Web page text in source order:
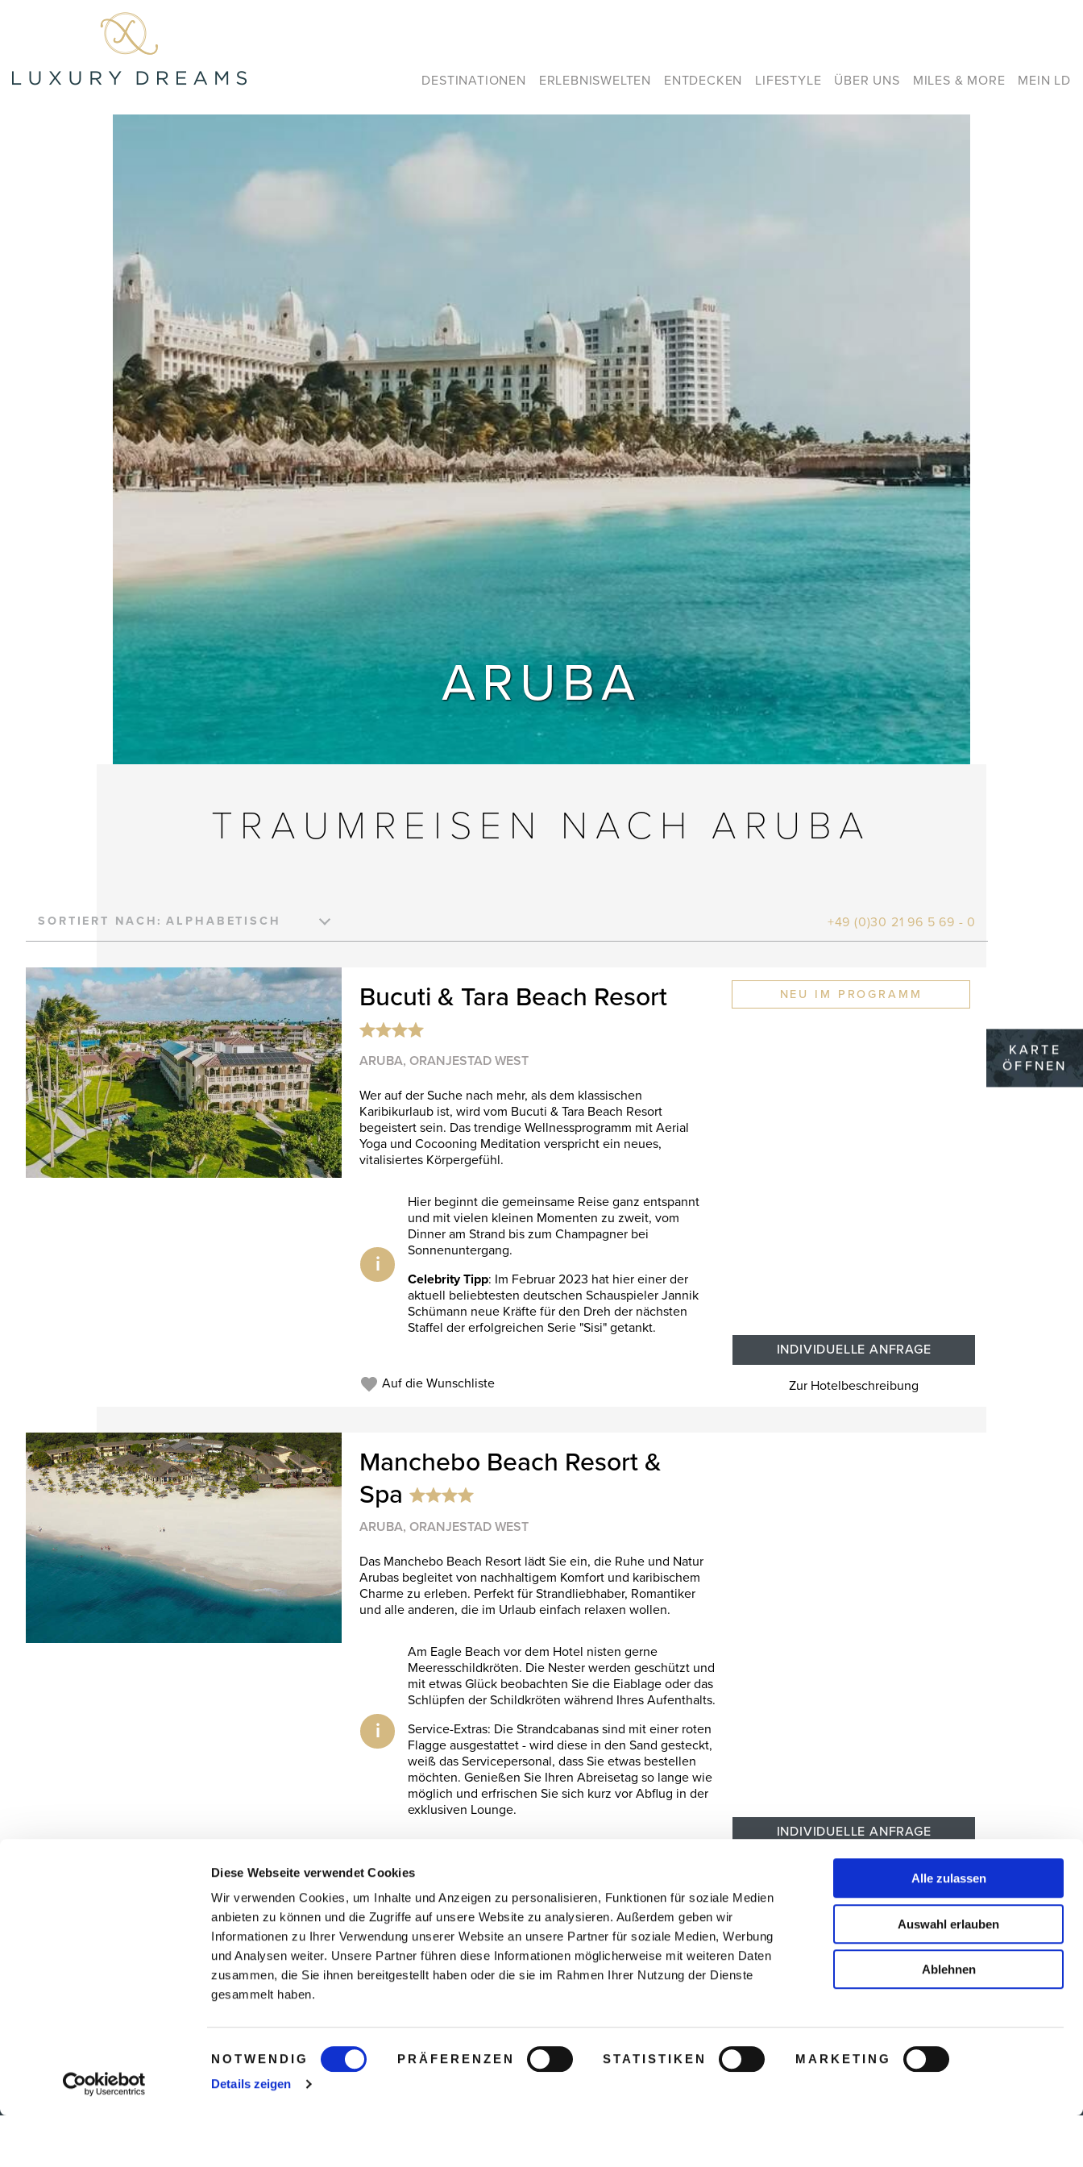
Diese Webseite verwendet Cookies
Wir verwenden Cookies, um Inhalte und Anzeigen zu personalisieren, Funktionen für soziale Medien
anbieten zu können und die Zugriffe auf unsere Website zu analysieren. Außerdem geben wir
Informationen zu Ihrer Verwendung unserer Website an unsere Partner für soziale Medien, Werbung
und Analysen weiter. Unsere Partner führen diese Informationen möglicherweise mit weiteren Daten
zusammen, die Sie ihnen bereitgestellt haben oder die sie im Rahmen Ihrer Nutzung der Dienste
gesammelt haben.
Einwilligungsauswahl
NOTWENDIG PRÄFERENZEN STATISTIKEN
MARKETING
Details zeigen
Alle zulassen
Auswahl erlauben
Ablehnen
DESTINATIONEN ERLEBNISWELTEN ENTDECKEN LIFESTYLE ÜBER UNS MILES & MORE MEIN LD
ARUBA
KARTE
ÖFFNEN
TRAUMREISEN NACH ARUBA
SORTIERT NACH: +49 (0)30 21 96 5 69 - 0
NEU IM PROGRAMM
Bucuti & Tara Beach Resort
ARUBA, ORANJESTAD WEST
Wer auf der Suche nach mehr, als dem klassischen
Karibikurlaub ist, wird vom Bucuti & Tara Beach Resort
begeistert sein. Das trendige Wellnessprogramm mit Aerial
Yoga und Cocooning Meditation verspricht ein neues,
vitalisiertes Körpergefühl.
i
Hier beginnt die gemeinsame Reise ganz entspannt
und mit vielen kleinen Momenten zu zweit, vom
Dinner am Strand bis zum Champagner bei
Sonnenuntergang.
Celebrity Tipp: Im Februar 2023 hat hier einer der
aktuell beliebtesten deutschen Schauspieler Jannik
Schümann neue Kräfte für den Dreh der nächsten
Staffel der erfolgreichen Serie "Sisi" getankt.
INDIVIDUELLE ANFRAGE
Zur Hotelbeschreibung
Auf die Wunschliste
Manchebo Beach Resort &
Spa
ARUBA, ORANJESTAD WEST
Das Manchebo Beach Resort lädt Sie ein, die Ruhe und Natur
Arubas begleitet von nachhaltigem Komfort und karibischem
Charme zu erleben. Perfekt für Strandliebhaber, Romantiker
und alle anderen, die im Urlaub einfach relaxen wollen.
i
Am Eagle Beach vor dem Hotel nisten gerne
Meeresschildkröten. Die Nester werden geschützt und
mit etwas Glück beobachten Sie die Eiablage oder das
Schlüpfen der Schildkröten während Ihres Aufenthalts.
Service-Extras: Die Strandcabanas sind mit einer roten
Flagge ausgestattet - wird diese in den Sand gesteckt,
weiß das Servicepersonal, dass Sie etwas bestellen
möchten. Genießen Sie Ihren Abreisetag so lange wie
möglich und erfrischen Sie sich kurz vor Abflug in der
exklusiven Lounge.
INDIVIDUELLE ANFRAGE
Auf die Wunschliste
*) Die angebotenen Preise/Zimmerkategorien gelten je nach Verfügbarkeit.
UNSERE PARTNER
DATENSCHUTZ